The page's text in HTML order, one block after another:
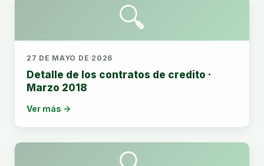
🔍
27 DE MAYO DE 2026
Detalle de los contratos de credito ·
Marzo 2018
Ver más →